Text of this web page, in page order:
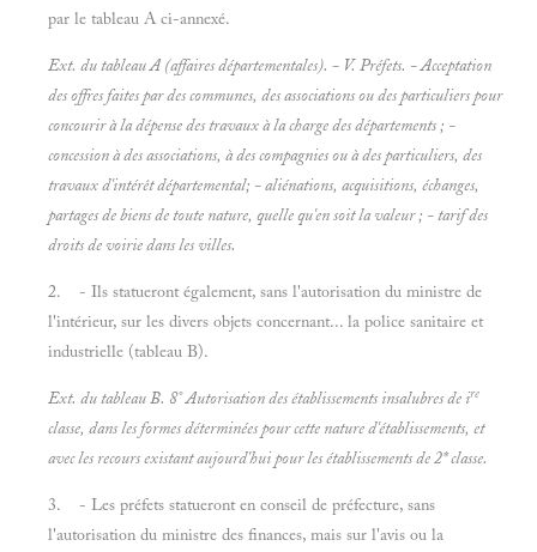
par le tableau A ci-annexé.
Ext. du tableau A (affaires départementales). - V.Préfets. - Acceptation
des offres faites par des communes, des associations ou des particuliers pour
concourir à la dépense des travaux à la charge des départements ; -
concession à des associations, à des compagnies ou à des particuliers, des
travaux d'intérêt départemental; - aliénations, acquisitions, échanges,
partages de biens de toute nature, quelle qu'en soit la valeur ; - tarif des
droits de voirie dans les villes.
2. - Ils statueront également, sans l'autorisation du ministre de
l'intérieur, sur les divers objets concernant... la police sanitaire et
industrielle (tableau B).
Ext. du tableau B. 8° Autorisation des établissements insalubres de ire
classe, dans les formes déterminées pour cette nature d'établissements, et
avec les recours existant aujourd'hui pour les établissements de 2* classe.
3. - Les préfets statueront en conseil de préfecture, sans
l'autorisation du ministre des finances, mais sur l'avis ou la